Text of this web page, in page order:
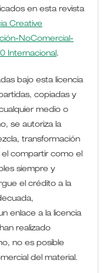
en esta revista
Creative
NoComercial-
Internacional.
bajo esta licencia
copiadas y
medio o
se autoriza la
transformación
el compartir como el
siempre y
el crédito a la
enlace a la licencia
realizado
no es posible
del material.